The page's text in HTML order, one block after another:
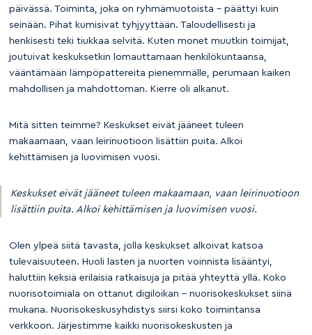
päivässä. Toiminta, joka on ryhmämuotoista – päättyi kuin
seinään. Pihat kumisivat tyhjyyttään. Taloudellisesti ja
henkisesti teki tiukkaa selvitä. Kuten monet muutkin toimijat,
joutuivat keskuksetkin lomauttamaan henkilökuntaansa,
vääntämään lämpöpattereita pienemmälle, perumaan kaiken
mahdollisen ja mahdottoman. Kierre oli alkanut.
Mitä sitten teimme? Keskukset eivät jääneet tuleen
makaamaan, vaan leirinuotioon lisättiin puita. Alkoi
kehittämisen ja luovimisen vuosi.
Keskukset eivät jääneet tuleen makaamaan, vaan leirinuotioon
lisättiin puita. Alkoi kehittämisen ja luovimisen vuosi.
Olen ylpeä siitä tavasta, jolla keskukset alkoivat katsoa
tulevaisuuteen. Huoli lasten ja nuorten voinnista lisääntyi,
haluttiin keksiä erilaisia ratkaisuja ja pitää yhteyttä yllä. Koko
nuorisotoimiala on ottanut digiloikan – nuorisokeskukset siinä
mukana. Nuorisokeskusyhdistys siirsi koko toimintansa
verkkoon. Järjestimme kaikki nuorisokeskusten ja